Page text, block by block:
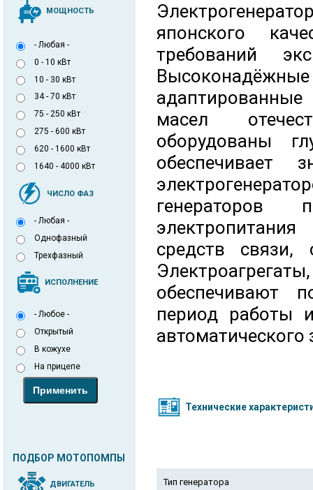
МОЩНОСТЬ
- Любая -
0 - 10 кВт
10 - 30 кВт
34 - 70 кВт
75 - 250 кВт
275 - 600 кВт
620 - 1600 кВт
1640 - 4000 кВт
ЧИСЛО ФАЗ
- Любая -
Однофазный
Трехфазный
ИСПОЛНЕНИЕ
- Любое -
Открытый
В кожухе
На прицепе
ПОДБОР МОТОПОМПЫ
ДВИГАТЕЛЬ
японского
требований
Высоконадёжные
масел
оборудованы
обеспечивает
генераторов
средств связи,
обеспечивают
период работы
автоматического
Технические
Тип генератора